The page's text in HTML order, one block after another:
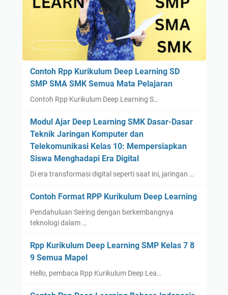
Contoh Rpp Kurikulum Deep Learning SD
SMP SMA SMK Semua Mata Pelajaran
Contoh Rpp Kurikulum Deep Learning S…
Modul Ajar Deep Learning SMK Dasar-Dasar
Teknik Jaringan Komputer dan
Telekomunikasi Kelas 10: Mempersiapkan
Siswa Menghadapi Era Digital
Di era transformasi digital seperti saat ini, jaringan …
Contoh Format RPP Kurikulum Deep Learning
Pendahuluan Seiring dengan berkembangnya
teknologi dalam …
Rpp Kurikulum Deep Learning SMP Kelas 7 8
9 Semua Mapel
Hello, pembaca Rpp Kurikulum Deep Lea…